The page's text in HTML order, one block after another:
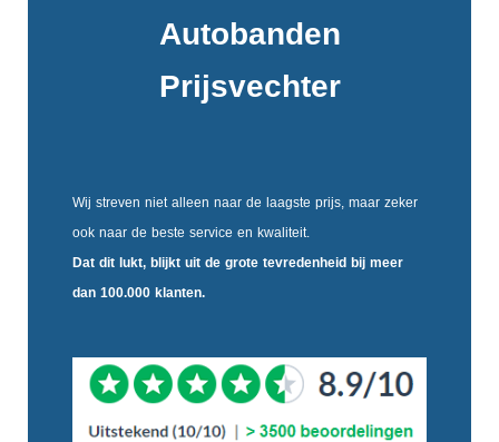
Autobanden
Prijsvechter
Wij streven niet alleen naar de laagste prijs, maar zeker
ook naar de beste service en kwaliteit.
Dat dit lukt, blijkt uit de grote tevredenheidbij meer
dan 100.000 klanten.